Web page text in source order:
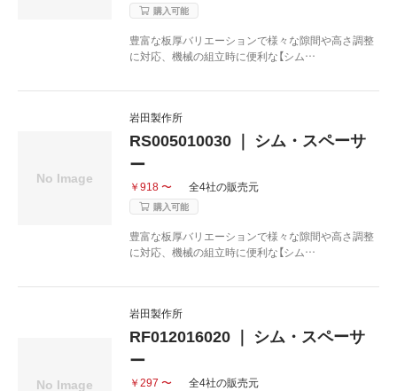
購入可能
豊富な板厚バリエーションで様々な隙間や高さ調整
に対応、機械の組立時に便利な【シム…
岩田製作所
RS005010030 ｜ シム・スペーサ
ー
￥918 〜 全4社の販売元
購入可能
豊富な板厚バリエーションで様々な隙間や高さ調整
に対応、機械の組立時に便利な【シム…
岩田製作所
RF012016020 ｜ シム・スペーサ
ー
￥297 〜
全4社の販売元